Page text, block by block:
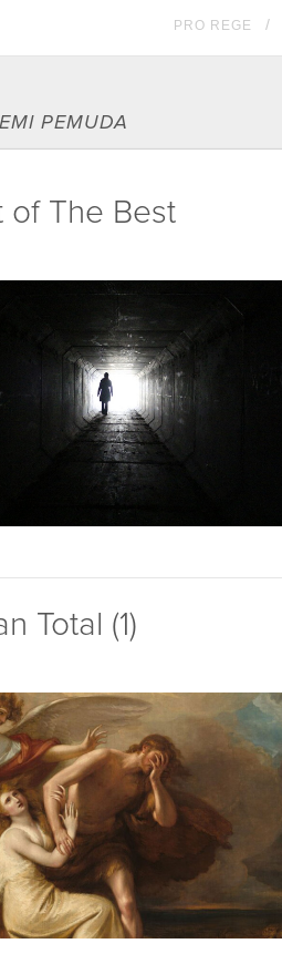
PRO REGE
PEMUDA
of The Best
Total (1)